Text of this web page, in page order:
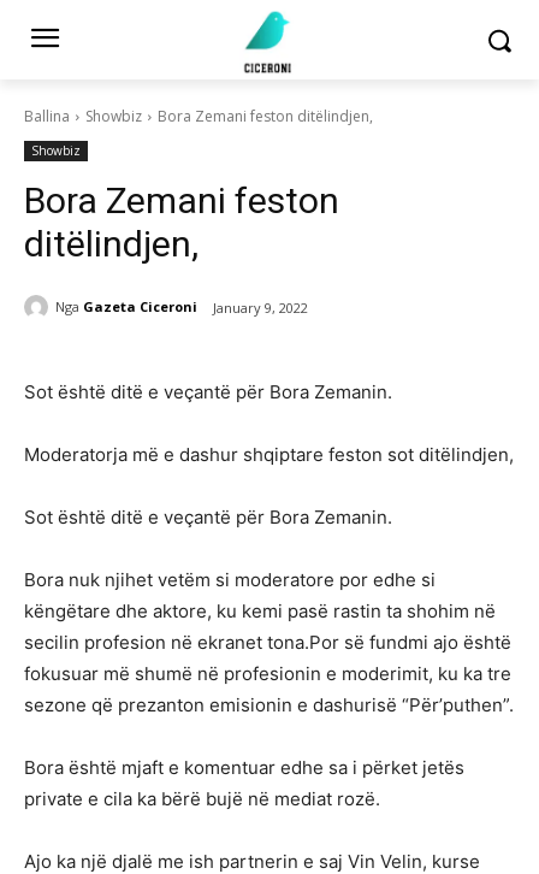
Ballina Showbiz Bora Zemani feston ditëlindjen,
Showbiz
Bora Zemani feston
ditëlindjen,
Nga Gazeta Ciceroni January 9, 2022
Sot është ditë e veçantë për Bora Zemanin.
Moderatorja më e dashur shqiptare feston sot ditëlindjen,
Sot është ditë e veçantë për Bora Zemanin.
Bora nuk njihet vetëm si moderatore por edhe si
këngëtare dhe aktore, ku kemi pasë rastin ta shohim në
secilin profesion në ekranet tona.Por së fundmi ajo është
fokusuar më shumë në profesionin e moderimit, ku ka tre
sezone që prezanton emisionin e dashurisë “Për’puthen”.
Bora është mjaft e komentuar edhe sa i përket jetës
private e cila ka bërë bujë në mediat rozë.
Ajo ka një djalë me ish partnerin e saj Vin Velin, kurse